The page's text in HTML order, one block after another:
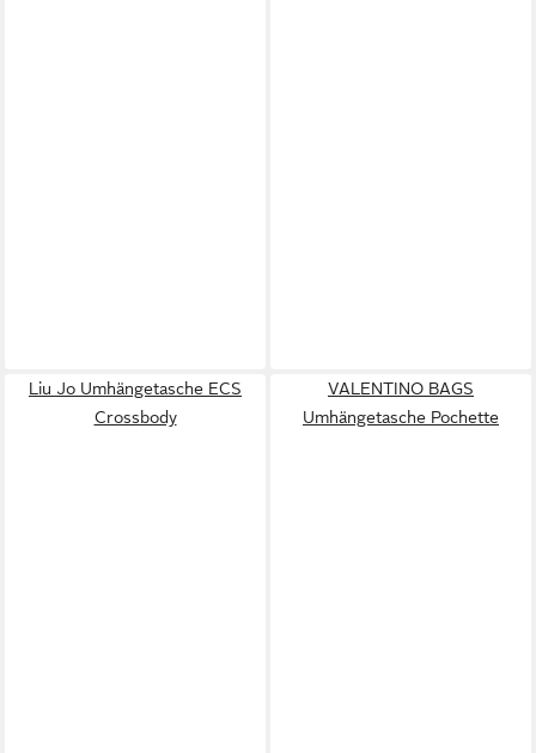
Liu Jo Umhängetasche ECS
Crossbody
VALENTINO BAGS
Umhängetasche Pochette